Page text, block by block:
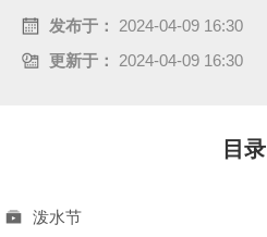
a
y
d
发布于：
2024-04-09 16:30
更新于：
2024-04-09 16:30
目录
泼水节